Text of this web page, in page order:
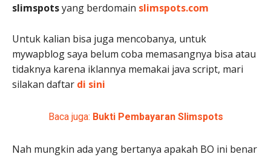
slimspotsyang berdomain slimspots.com
Untuk kalian bisa juga mencobanya, untuk
mywapblog saya belum coba memasangnya bisa atau
tidaknya karena iklannya memakai java script, mari
silakan daftar di sini
Baca juga: Bukti Pembayaran Slimspots
Nah mungkin ada yang bertanya apakah BO ini benar